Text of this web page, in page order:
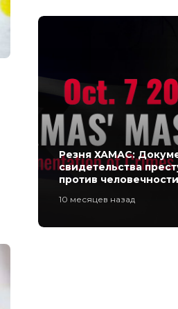
Резня ХАМАС:
свидетельства
против человечности
10 месяцев назад